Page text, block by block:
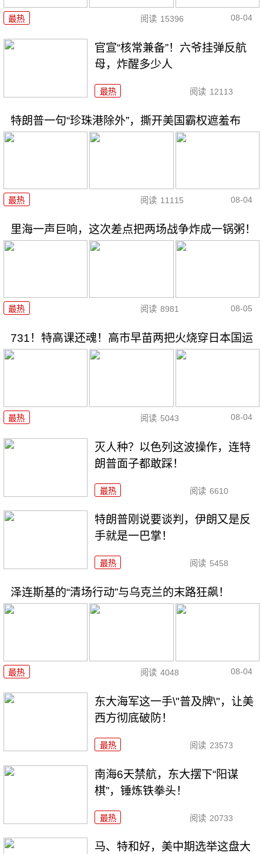
最热 阅读 15396 08-04
官宣“核常兼备”！六爷挂弹反航
母，炸醒多少人
最热 阅读 12113
特朗普一句“珍珠港除外”，撕开美国霸权遮羞布
最热 阅读 11115 08-04
里海一声巨响，这次差点把两场战争炸成一锅粥！
最热 阅读 8981 08-05
731！特高课还魂！高市早苗两把火烧穿日本国运
最热 阅读 5043 08-04
灭人种？以色列这波操作，连特
朗普面子都敢踩！
最热 阅读 6610
特朗普刚说要谈判，伊朗又是反
手就是一巴掌！
最热 阅读 5458
泽连斯基的“清场行动”与乌克兰的末路狂飙！
最热 阅读 4048 08-04
东大海军这一手\"普及牌\"，让美
西方彻底破防！
最热 阅读 23573
南海6天禁航，东大摆下“阳谋
棋”，锤炼铁拳头！
最热 阅读 20733
马、特和好，美中期选举这盘大